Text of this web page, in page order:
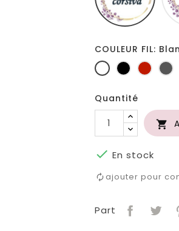
COULEUR FIL:
BlancNoir Rouge
Quantité

 En stock
ajouter pour
Part